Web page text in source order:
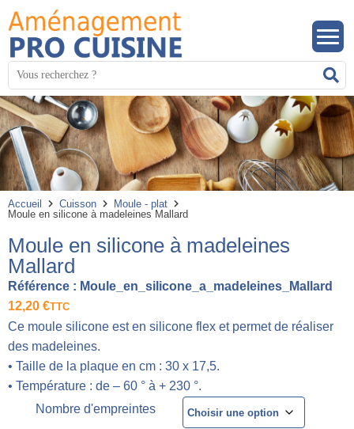
Mots
clés
:
Accueil Cuisson
Moule - plat
Moule en silicone à madeleines Mallard
Moule en silicone à madeleines
Mallard
Référence : Moule_en_silicone_a_madeleines_Mallard
12,20 €TTC
Ce moule silicone est en silicone flex et permet de réaliser
des madeleines.
• Taille de la plaque en cm : 30 x 17,5.
• Température : de – 60 ° à + 230 °.
Nombre d'empreintes
Panneau de gestion des cookies